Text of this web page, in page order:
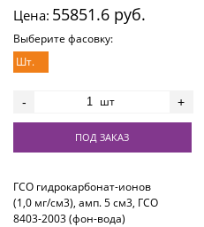
Цена: 55851.6 руб.
Выберите фасовку:
Шт.
- шт +
ПОД ЗАКАЗ
ГСО гидрокарбонат-ионов
(1,0 мг/см3), амп. 5 см3, ГСО
8403-2003 (фон-вода)